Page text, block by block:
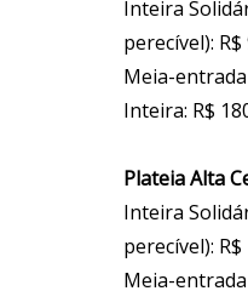
Inteira
perecível): R$
Meia-entrada
Inteira: R$
Plateia Alta
Inteira
perecível): R$
Meia-entrada